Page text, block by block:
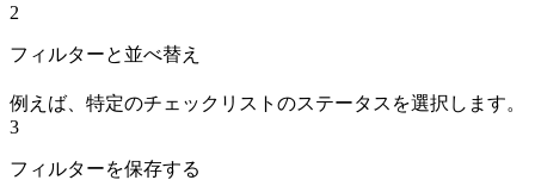
2
フィルターと並べ替え
例えば、特定のチェックリストのステータスを選択します。
3
フィルターを保存する